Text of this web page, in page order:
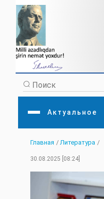
Актуальное
Главная
Актуальное
Экономика
Аналитика
Культура
Интервью
МЕДИА
Главная / Литература /
30.08.2025 [08:24]